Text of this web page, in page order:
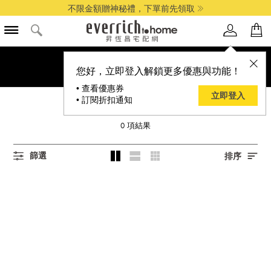
不限金額贈神秘禮，下單前先領取
您好，立即登入解鎖更多優惠與功能！
• 查看優惠券
• 訂閱折扣通知
立即登入
OTASTE
0 項結果
篩選 排序